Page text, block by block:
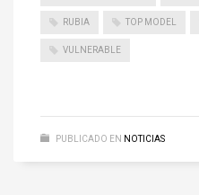
RUBIA TOP MODEL
VULNERABLE
PUBLICADO EN NOTICIAS